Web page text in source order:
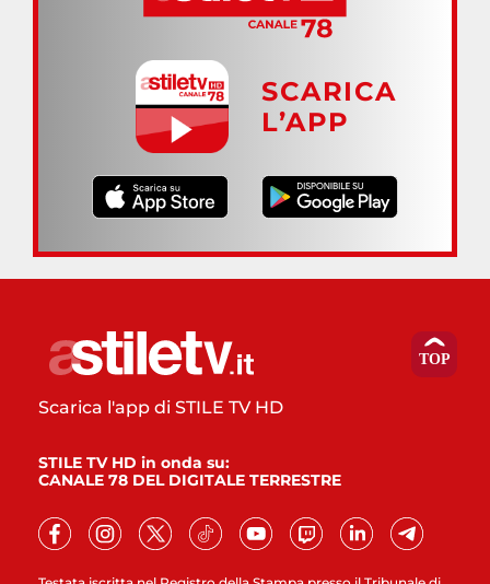
SCARICA
L’APP
Scarica l'app di STILE TV HD
STILE TV HD in onda su:
CANALE 78 DEL DIGITALE TERRESTRE